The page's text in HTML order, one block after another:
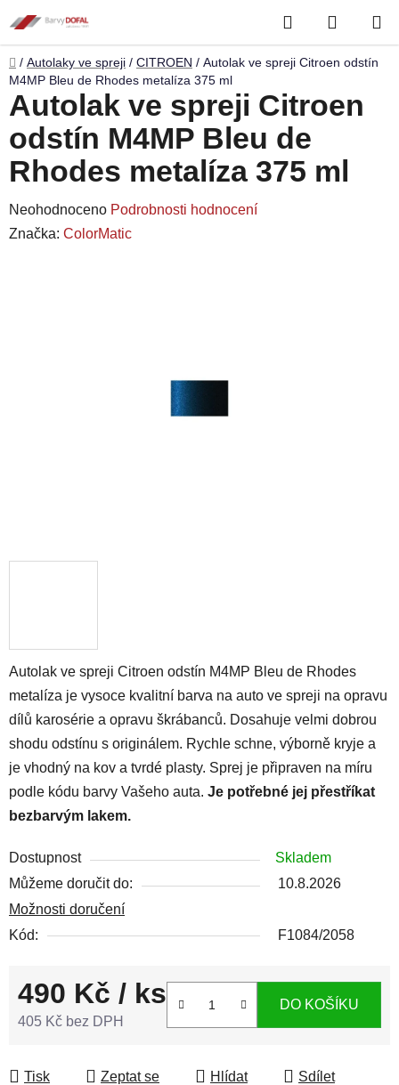
na
obsah
Hledat
KOŠÍK
Domů
/ Autolaky ve spreji / CITROEN / Autolak ve spreji Citroen odstín
M4MP Bleu de Rhodes metalíza 375 ml
Autolak ve spreji Citroen odstín M4MP Bleu de Rhodes
metalíza je vysoce kvalitní barva na auto ve spreji na opravu
dílů karosérie a opravu škrábanců. Dosahuje velmi dobrou
shodu odstínu s originálem. Rychle schne, výborně kryje a
je vhodný na kov a tvrdé plasty. Sprej je připraven na míru
podle kódu barvy Vašeho auta. Je potřebné jej přestříkat
bezbarvým lakem.
Dostupnost
Skladem
Můžeme doručit do:
10.8.2026
Možnosti doručení
Kód:
F1084/2058
490 Kč / ks
405 Kč bez DPH
DO KOŠÍKU
Tisk Zeptat se Hlídat Sdílet
Autolak ve spreji Citroen
odstín M4MP Bleu de
Rhodes metalíza 375 ml
Průměrné
hodnocení
Neohodnoceno Podrobnosti hodnocení
Značka: ColorMatic